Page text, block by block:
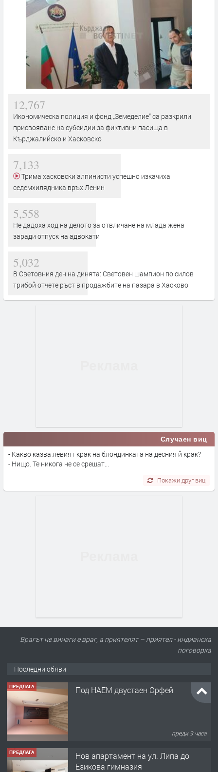
12,767
Икономическа полиция и фонд „Земеделие“ са разкрили
присвояване на субсидии за фиктивни пасища в
Кърджалийско и Хасковско
7,133
седемхилядника връх Ленин
5,558
Не дадоха ход на делото за отвличане на млада жена
заради отпуск на адвокати
5,032
В Световния ден на динята: Световен шампион по силов
трибой отчете ръст в продажбите на пазара в Хасково
Случаен виц
- Какво казва левият крак на блондинката на десния й крак?
- Нищо. Те никога не се срещат...
Покажи друг виц
Врагът не винаги е враг, а приятелят – приятел - индианска
поговорка
Последни обяви
ПРЕДЛАГА Под НАЕМ двустаен Орфей
преди 9 часа
ПРЕДЛАГА
Нов апартамент на ул. Липа до
Езикова гимназия